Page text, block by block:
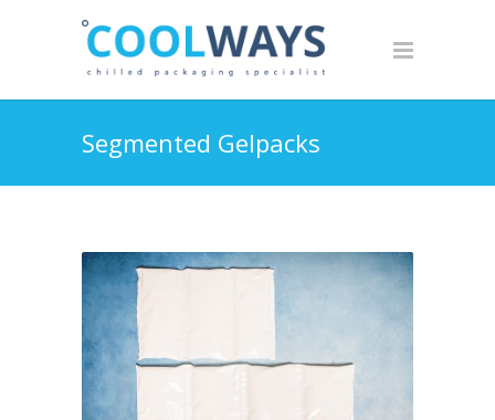
Segmented Gelpacks